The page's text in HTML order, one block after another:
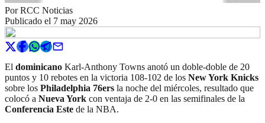
PorRCC Noticias
Publicado el 7 may 2026
El dominicano Karl-Anthony Towns anotó un doble-doble de 20
puntos y 10 rebotes en la victoria 108-102 de los New York Knicks
sobre los Philadelphia 76ers la noche del miércoles, resultado que
colocó a Nueva York con ventaja de 2-0 en las semifinales de la
Conferencia Este de la NBA.